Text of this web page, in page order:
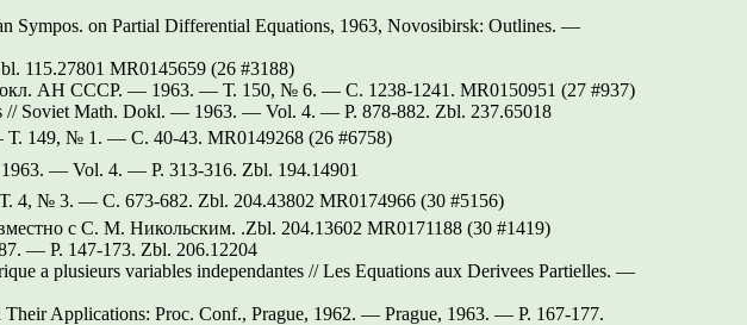
Sympos. on Partial Differential Equations, 1963, Novosibirsk: Outlines. —
115.27801 MR0145659 (26 #3188)
Докл. АН СССР. — 1963. — Т. 150, № 6. — С. 1238-1241. MR0150951 (27 #937)
// Soviet Math. Dokl. — 1963. — Vol. 4. — P. 878-882. Zbl. 237.65018
Т. 149, № 1. — С. 40-43. MR0149268 (26 #6758)
1963. — Vol. 4. — P. 313-316. Zbl. 194.14901
4, № 3. — С. 673-682. Zbl. 204.43802 MR0174966 (30 #5156)
с С. М. Никольским. .Zbl. 204.13602 MR0171188 (30 #1419)
87. — P. 147-173. Zbl. 206.12204
a plusieurs variables independantes // Les Equations aux Derivees Partielles. —
Their Applications: Proc. Conf., Prague, 1962. — Prague, 1963. — P. 167-177.